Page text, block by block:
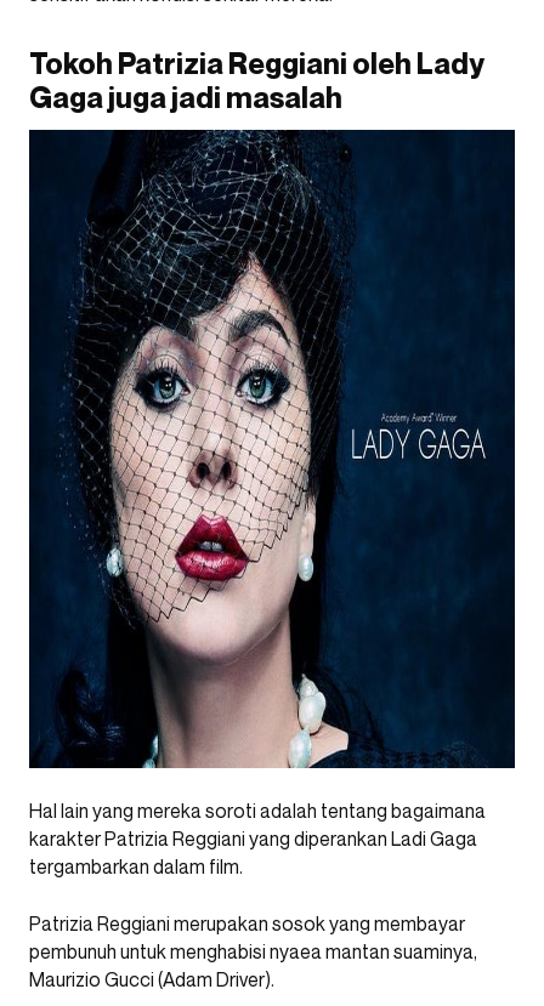
Tokoh Patrizia Reggiani oleh Lady
Gaga juga jadi masalah
Hal lain yang mereka soroti adalah tentang bagaimana
karakter Patrizia Reggiani yang diperankan Ladi Gaga
tergambarkan dalam film.
Patrizia Reggiani merupakan sosok yang membayar
pembunuh untuk menghabisi nyaea mantan suaminya,
Maurizio Gucci (Adam Driver).